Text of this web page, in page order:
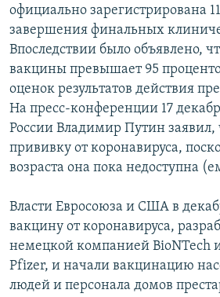
официально зарегистрирована
завершения финальных
Впоследствии было объявлено,
вакцины превышает 95
оценок результатов действия
На пресс-конференции 17
России Владимир Путин заявил,
прививку от коронавируса,
возраста она пока недоступна
Власти Евросоюза и США в
вакцину от коронавируса,
немецкой компанией BioNTech
Pfizer, и начали вакцинацию
людей и персонала домов